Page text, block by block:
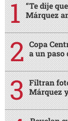
“Te dije
Márquez
Copa
a un paso
Filtran
Márquez